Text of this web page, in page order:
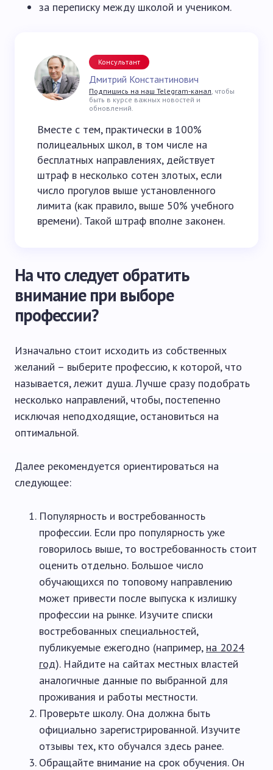
за переписку между школой и учеником.
Консультант
Дмитрий Константинович
Подпишись на наш Telegram-канал, чтобы
быть в курсе важных новостей и
обновлений.
Вместе с тем, практически в 100%
полицеальных школ, в том числе на
бесплатных направлениях, действует
штраф в несколько сотен злотых, если
число прогулов выше установленного
лимита (как правило, выше 50% учебного
времени). Такой штраф вполне законен.
На что следует обратить
внимание при выборе
профессии?
Изначально стоит исходить из собственных
желаний – выберите профессию, к которой, что
называется, лежит душа. Лучше сразу подобрать
несколько направлений, чтобы, постепенно
исключая неподходящие, остановиться на
оптимальной.
Далее рекомендуется ориентироваться на
следующее:
Популярность и востребованность
профессии. Если про популярность уже
говорилось выше, то востребованность стоит
оценить отдельно. Большое число
обучающихся по топовому направлению
может привести после выпуска к излишку
профессии на рынке. Изучите списки
востребованных специальностей,
публикуемые ежегодно (например, на 2024
год). Найдите на сайтах местных властей
аналогичные данные по выбранной для
проживания и работы местности.
Проверьте школу. Она должна быть
официально зарегистрированной. Изучите
отзывы тех, кто обучался здесь ранее.
Обращайте внимание на срок обучения. Он